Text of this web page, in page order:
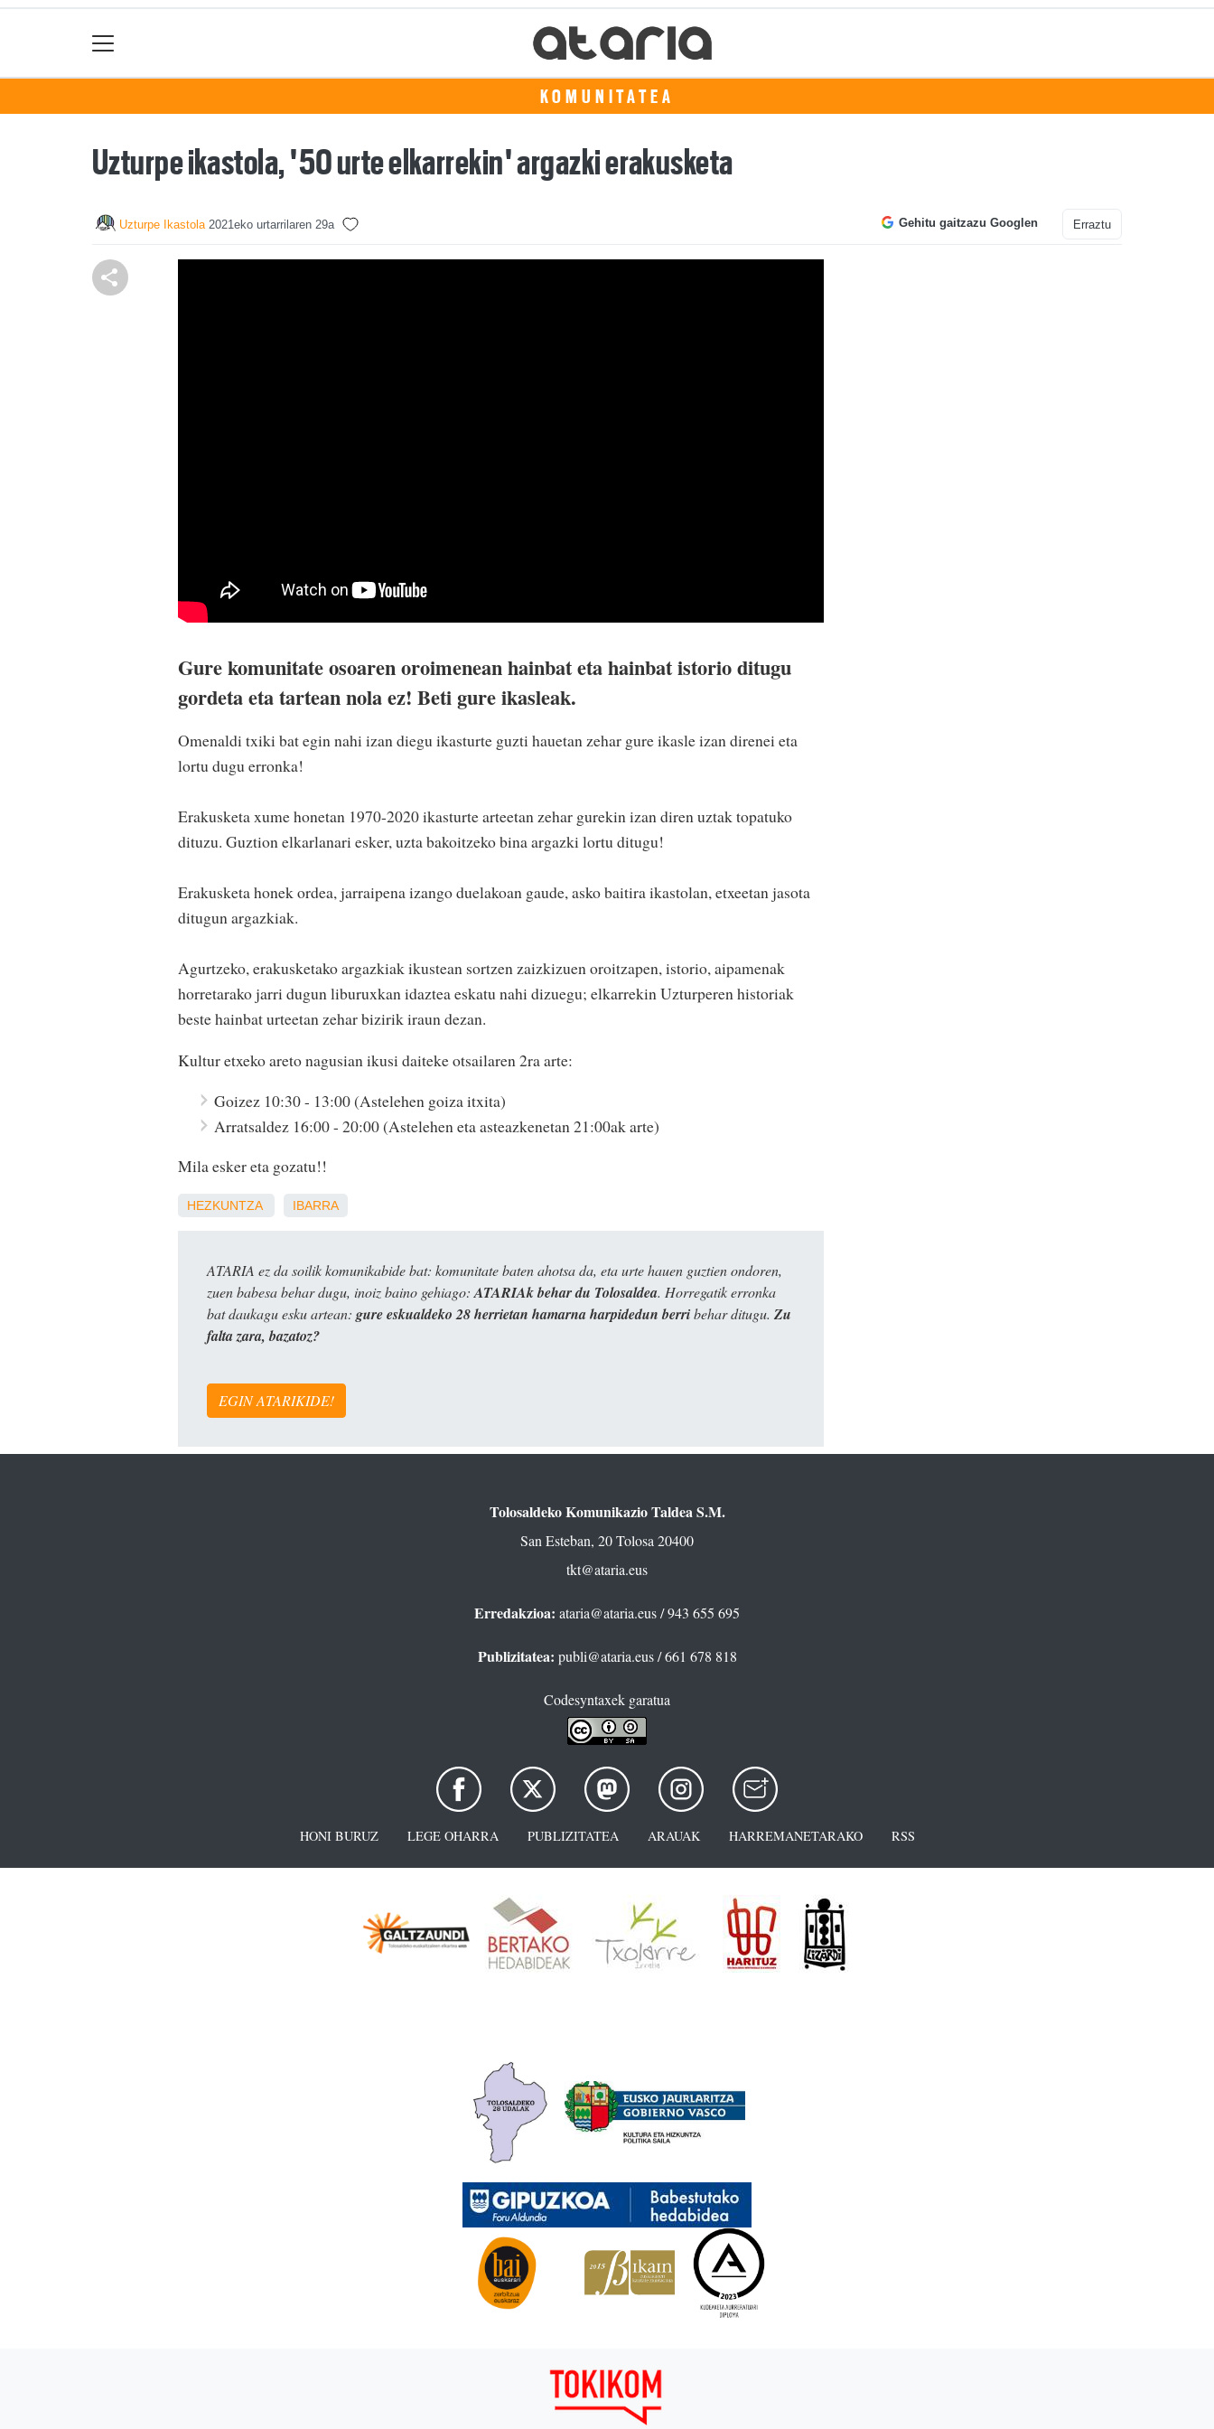
KOMUNITATEA
Uzturpe ikastola, '50 urte elkarrekin' argazki erakusketa
Uzturpe Ikastola 2021eko urtarrilaren 29a Gehitu gaitzazu Googlen Erraztu
Gure komunitate osoaren oroimenean hainbat eta hainbat istorio ditugu
gordeta eta tartean nola ez! Beti gure ikasleak.
Omenaldi txiki bat egin nahi izan diegu ikasturte guzti hauetan zehar gure ikasle izan direnei eta
lortu dugu erronka!
Erakusketa xume honetan 1970-2020 ikasturte arteetan zehar gurekin izan diren uztak topatuko
dituzu. Guztion elkarlanari esker, uzta bakoitzeko bina argazki lortu ditugu!
Erakusketa honek ordea, jarraipena izango duelakoan gaude, asko baitira ikastolan, etxeetan jasota
ditugun argazkiak.
Agurtzeko, erakusketako argazkiak ikustean sortzen zaizkizuen oroitzapen, istorio, aipamenak
horretarako jarri dugun liburuxkan idaztea eskatu nahi dizuegu; elkarrekin Uzturperen historiak
beste hainbat urteetan zehar bizirik iraun dezan.
Kultur etxeko areto nagusian ikusi daiteke otsailaren 2ra arte:
Goizez 10:30 - 13:00 (Astelehen goiza itxita)
Arratsaldez 16:00 - 20:00 (Astelehen eta asteazkenetan 21:00ak arte)
Mila esker eta gozatu!!
HEZKUNTZA IBARRA
ATARIA ez da soilik komunikabide bat: komunitate baten ahotsa da, eta urte hauen guztien ondoren,
zuen babesa behar dugu, inoiz baino gehiago: ATARIAk behar du Tolosaldea. Horregatik erronka
bat daukagu esku artean: gure eskualdeko 28 herrietan hamarna harpidedun berribehar ditugu. Zu
falta zara, bazatoz?
EGIN ATARIKIDE!
Tolosaldeko Komunikazio Taldea S.M.
San Esteban, 20 Tolosa 20400
tkt@ataria.eus
Erredakzioa: ataria@ataria.eus/ 943 655 695
Publizitatea: publi@ataria.eus/ 661 678 818
Codesyntaxek garatua
HONI BURUZ LEGE OHARRA PUBLIZITATEA ARAUAK HARREMANETARAKO RSS